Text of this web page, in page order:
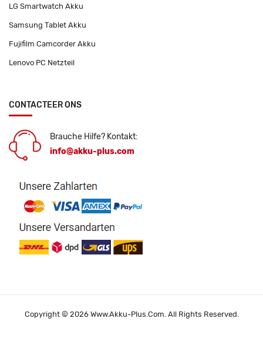
LG Smartwatch Akku
Samsung Tablet Akku
Fujifilm Camcorder Akku
Lenovo PC Netzteil
CONTACTEER ONS
Brauche Hilfe? Kontakt:
info@akku-plus.com
Copyright © 2026 Www.akku-Plus.com. All Rights Reserved.